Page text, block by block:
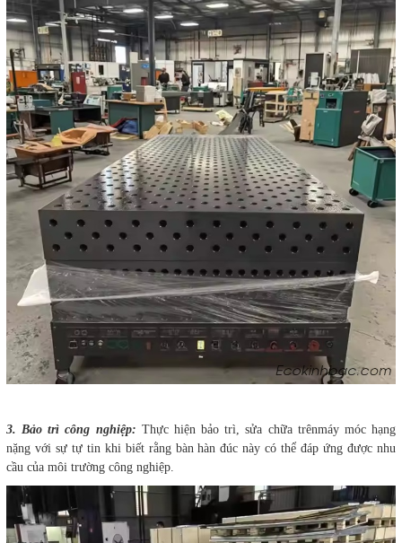
3. Bảo trì công nghiệp: Thực hiện bảo trì, sửa chữa trênmáy móc hạng
nặng với sự tự tin khi biết rằng bàn hàn đúc này có thể đáp ứng được nhu
cầu của môi trường công nghiệp.